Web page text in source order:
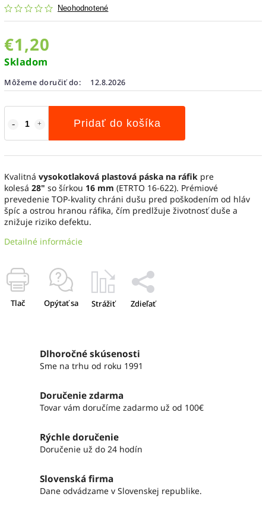
Neohodnotené
€1,20
Skladom
Môžeme doručiť do: 12.8.2026
Pridať do košíka
Kvalitná vysokotlaková plastová páska na ráfik pre
kolesá 28" so šírkou 16 mm (ETRTO 16-622). Prémiové
prevedenie TOP-kvality chráni dušu pred poškodením od hláv
špíc a ostrou hranou ráfika, čím predlžuje životnosť duše a
znižuje riziko defektu.
Detailné informácie
Tlač Opýtať sa Strážiť Zdieľať
Dlhoročné skúsenosti
Sme na trhu od roku 1991
Doručenie zdarma
Tovar vám doručíme zadarmo už od 100€
Rýchle doručenie
Doručenie už do 24 hodín
Slovenská firma
Dane odvádzame v Slovenskej republike.